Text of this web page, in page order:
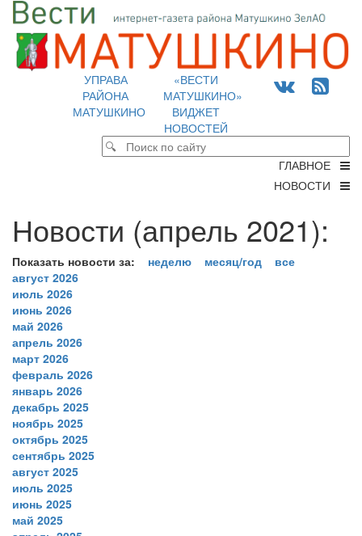
УПРАВА
РАЙОНА
МАТУШКИНО
«ВЕСТИ
МАТУШКИНО»
ВИДЖЕТ
НОВОСТЕЙ
ГЛАВНОЕ
НОВОСТИ
Новости (апрель 2021):
Показать новости за: неделю месяц/год
все
август 2026
июль 2026
июнь 2026
май 2026
апрель 2026
март 2026
февраль 2026
январь 2026
декабрь 2025
ноябрь 2025
октябрь 2025
сентябрь 2025
август 2025
июль 2025
июнь 2025
май 2025